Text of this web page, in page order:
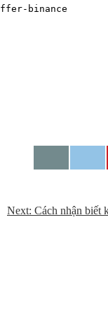
offer-binance
Next: Cách nhận biết